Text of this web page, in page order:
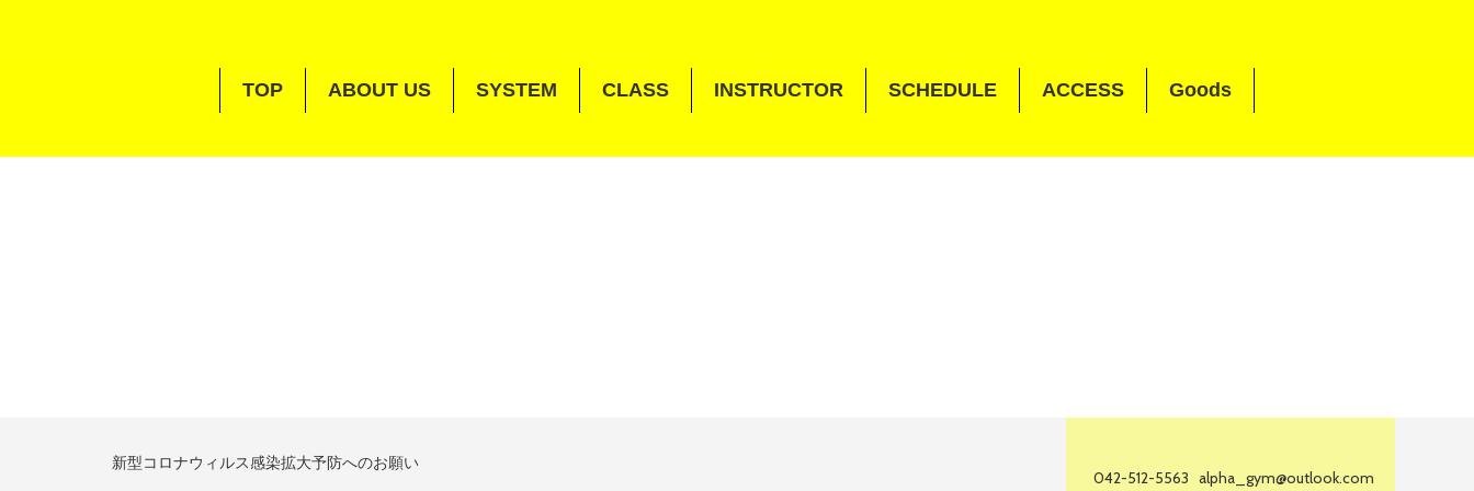
TOP ABOUT US SYSTEM CLASS INSTRUCTOR SCHEDULE ACCESS Goods
新型コロナウィルス感染拡大予防へのお願い
042-512-5563 alpha_gym@outlook.com